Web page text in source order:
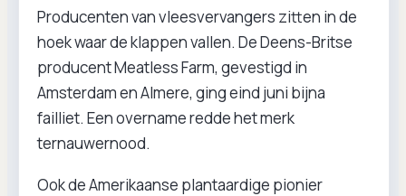
Producenten van vleesvervangers zitten in de
hoek waar de klappen vallen. De Deens-Britse
producent Meatless Farm, gevestigd in
Amsterdam en Almere, ging eind juni bijna
failliet. Een overname redde het merk
ternauwernood.
Ook de Amerikaanse plantaardige pionier